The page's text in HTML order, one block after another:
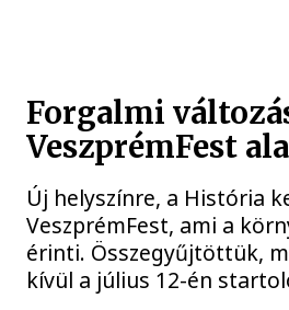
Forgalmi
VeszprémFest
Új helyszínre, a História
VeszprémFest, ami a
érinti. Összegyűjtöttük,
kívül a július 12-én